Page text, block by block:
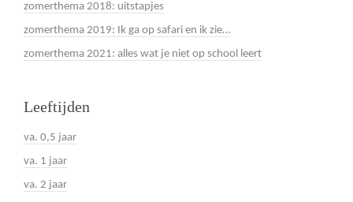
zomerthema 2018: uitstapjes
zomerthema 2019: Ik ga op safari en ik zie…
zomerthema 2021: alles wat je niet op school leert
Leeftijden
va. 0,5 jaar
va. 1 jaar
va. 2 jaar